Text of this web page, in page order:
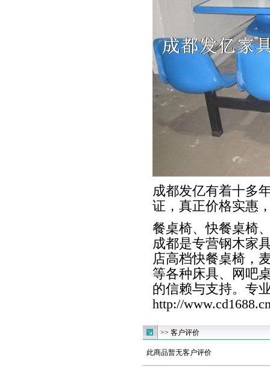
成都发亿有着十多
证，真正价格实惠
餐桌椅、快餐桌椅
成都是专营钢木家
店高档快餐桌椅，
等各种床具、网吧
的信赖与支持。专
http://
>> 客户评价
此商品暂无客户评价